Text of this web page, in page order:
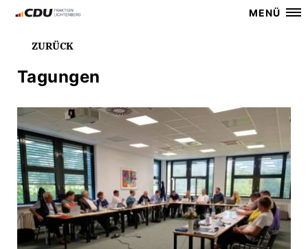
MENÜ
ZURÜCK
Tagungen